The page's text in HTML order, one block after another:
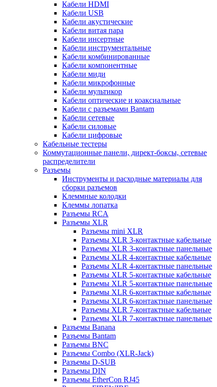
Кабели HDMI
Кабели USB
Кабели акустические
Кабели витая пара
Кабели инсертные
Кабели инструментальные
Кабели комбинированные
Кабели компонентные
Кабели миди
Кабели микрофонные
Кабели мультикор
Кабели оптические и коаксиальные
Кабели с разъемами Bantam
Кабели сетевые
Кабели силовые
Кабели цифровые
Кабельные тестеры
Коммутационные панели, директ-боксы, сетевые
распределители
Разъемы
Инструменты и расходные материалы для
сборки разъемов
Клеммные колодки
Клеммы лопатка
Разъемы RCA
Разъемы XLR
Разъемы mini XLR
Разъемы XLR 3-контактные кабельные
Разъемы XLR 3-контактные панельные
Разъемы XLR 4-контактные кабельные
Разъемы XLR 4-контактные панельные
Разъемы XLR 5-контактные кабельные
Разъемы XLR 5-контактные панельные
Разъемы XLR 6-контактные кабельные
Разъемы XLR 6-контактные панельные
Разъемы XLR 7-контактные кабельные
Разъемы XLR 7-контактные панельные
Разъемы Banana
Разъемы Bantam
Разъемы BNC
Разъемы Combo (XLR-Jack)
Разъемы D-SUB
Разъемы DIN
Разъемы EtherCon RJ45